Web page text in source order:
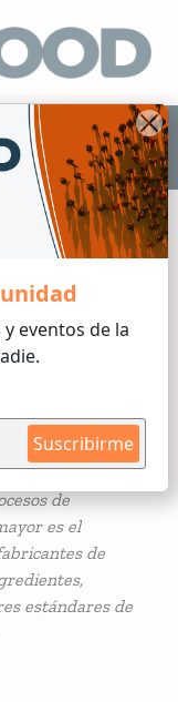
eventos de la
Suscribirme
ES
de
de
es el
de
estándares de